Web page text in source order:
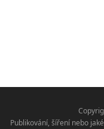
Publikování, šíření nebo